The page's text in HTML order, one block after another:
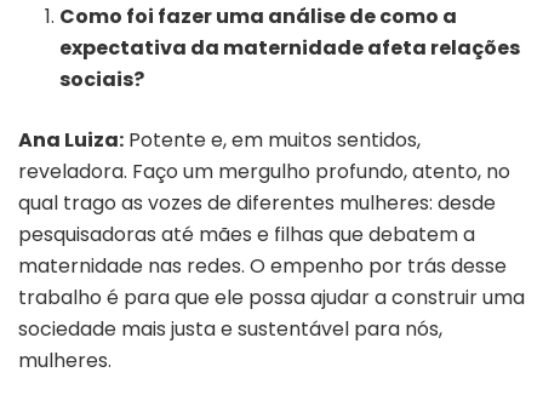
Como foi fazer uma análise de como a
expectativa da maternidade afeta relações
sociais?
Ana Luiza: Potente e, em muitos sentidos,
reveladora. Faço um mergulho profundo, atento, no
qual trago as vozes de diferentes mulheres: desde
pesquisadoras até mães e filhas que debatem a
maternidade nas redes. O empenho por trás desse
trabalho é para que ele possa ajudar a construir uma
sociedade mais justa e sustentável para nós,
mulheres.